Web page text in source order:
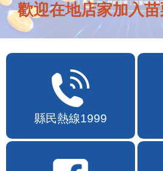
歡迎在地店家加入苗
縣民熱線1999